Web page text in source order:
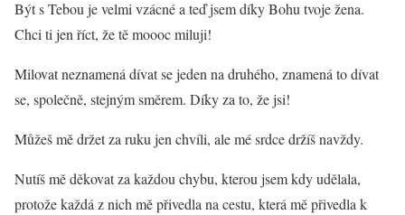
Být s Tebou je velmi vzácné a teď jsem díky Bohu tvoje žena.
Chci ti jen říct, že tě moooc miluji!
Milovat neznamená dívat se jeden na druhého, znamená to dívat
se, společně, stejným směrem. Díky za to, že jsi!
Můžeš mě držet za ruku jen chvíli, ale mé srdce držíš navždy.
Nutíš mě děkovat za každou chybu, kterou jsem kdy udělala,
protože každá z nich mě přivedla na cestu, která mě přivedla k